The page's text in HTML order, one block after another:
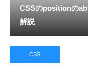
CSSのpositionの
解説
CSS